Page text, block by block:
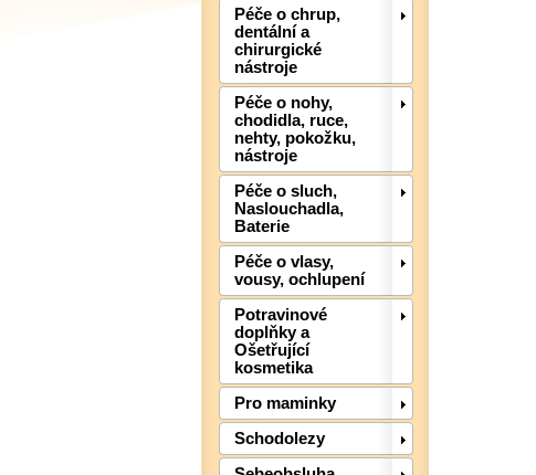
Péče o chrup,
dentální a
chirurgické
nástroje
Péče o nohy,
chodidla, ruce,
nehty, pokožku,
nástroje
Péče o sluch,
Naslouchadla,
Baterie
Péče o vlasy,
vousy, ochlupení
Potravinové
doplňky a
Ošetřující
kosmetika
Pro maminky
Schodolezy